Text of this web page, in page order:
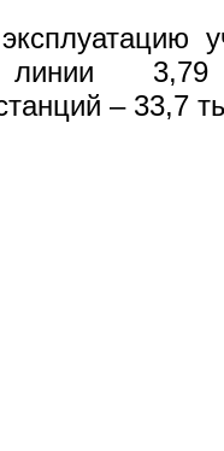
линии 3,79
– 33,7